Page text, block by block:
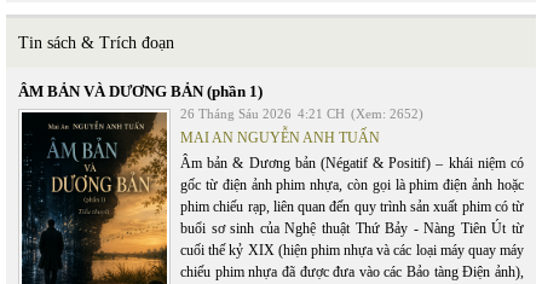
Tin sách & Trích đoạn
ÂM BẢN VÀ DƯƠNG BẢN (phần 1)
26 Tháng Sáu 2026 4:21 CH (Xem: 2652)
MAI AN NGUYỄN ANH TUẤN
Âm bản & Dương bản (Négatif & Positif) – khái niệm có
gốc từ điện ảnh phim nhựa, còn gọi là phim điện ảnh hoặc
phim chiếu rạp, liên quan đến quy trình sản xuất phim có từ
buổi sơ sinh của Nghệ thuật Thứ Bảy - Nàng Tiên Út từ
cuối thế kỷ XIX (hiện phim nhựa và các loại máy quay máy
chiếu phim nhựa đã được đưa vào các Bảo tàng Điện ảnh),